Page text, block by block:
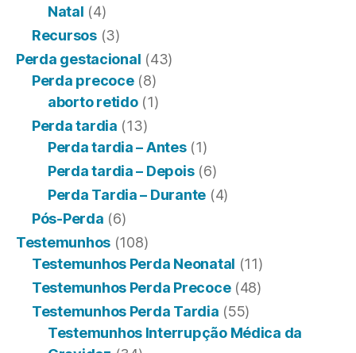
Natal (4)
Recursos(3)
Perda gestacional (43)
Perda precoce(8)
aborto retido(1)
Perda tardia (13)
Perda tardia – Antes(1)
Perda tardia – Depois(6)
Perda Tardia – Durante (4)
Pós-Perda (6)
Testemunhos (108)
Testemunhos Perda Neonatal (11)
Testemunhos Perda Precoce(48)
Testemunhos Perda Tardia (55)
Testemunhos Interrupção Médica da